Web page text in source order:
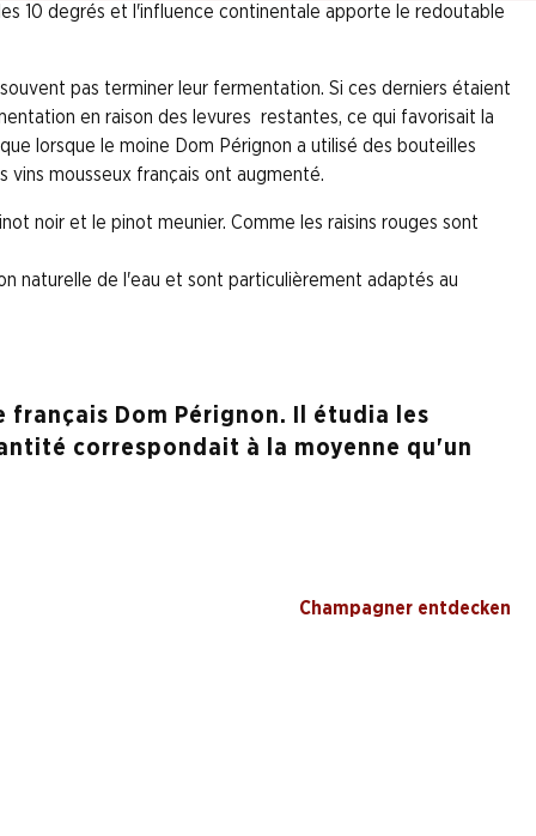
10 degrés et l'influence continentale apporte le redoutable
pas terminer leur fermentation. Si ces derniers étaient
en raison des levures restantes, ce qui favorisait la
lorsque le moine Dom Pérignon a utilisé des bouteilles
mousseux français ont augmenté.
noir et le pinot meunier. Comme les raisins rouges sont
naturelle de l'eau et sont particulièrement adaptés au
Dom Pérignon. Il étudia les
correspondait à la moyenne qu'un
Champagner entdecken